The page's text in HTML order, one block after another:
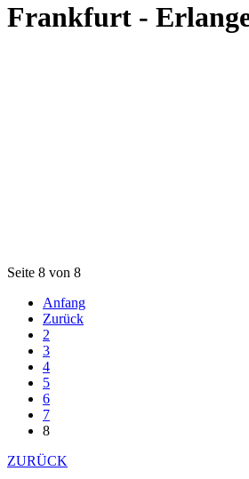
Frankfurt -
Seite 8 von 8
Anfang
Zurück
2
3
4
5
6
7
8
ZURÜCK